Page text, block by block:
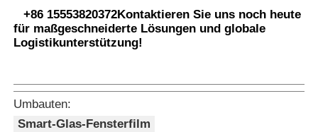
+86 15553820372Kontaktieren Sie uns noch heute
für maßgeschneiderte Lösungen und globale
Logistikunterstützung!
Umbauten:
Smart-Glas-Fensterfilm